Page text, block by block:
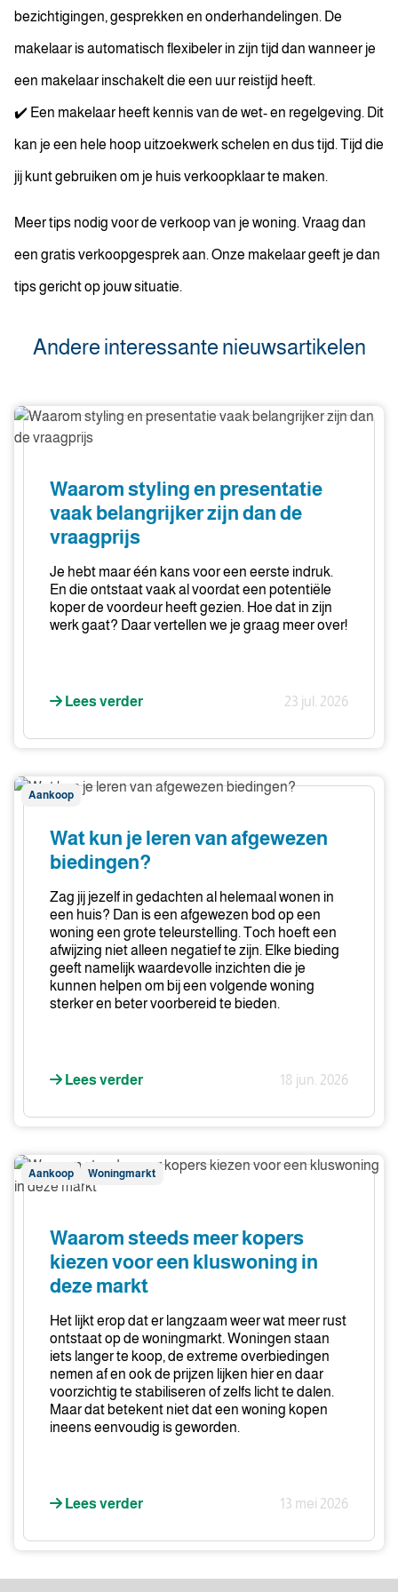
bezichtigingen, gesprekken en onderhandelingen. De
makelaar is automatisch flexibeler in zijn tijd dan wanneer je
een makelaar inschakelt die een uur reistijd heeft.
✔️ Een makelaar heeft kennis van de wet- en regelgeving. Dit
kan je een hele hoop uitzoekwerk schelen en dus tijd. Tijd die
jij kunt gebruiken om je huis verkoopklaar te maken.
Meer tips nodig voor de verkoop van je woning. Vraag dan
een gratis verkoopgesprek aan. Onze makelaar geeft je dan
tips gericht op jouw situatie.
Andere interessante nieuwsartikelen
Waarom
styling
presentatie
belangrijker
vraagprijs
Waarom styling en presentatie
vaak belangrijker zijn dan de
vraagprijs
Je hebt maar één kans voor een eerste indruk.
En die ontstaat vaak al voordat een potentiële
koper de voordeur heeft gezien. Hoe dat in zijn
werk gaat? Daar vertellen we je graag meer over!
Lees verder 23 jul. 2026
Wat
kun
afgewezen
biedingen?
Aankoop
Wat kun je leren van afgewezen
biedingen?
Zag jij jezelf in gedachten al helemaal wonen in
een huis? Dan is een afgewezen bod op een
woning een grote teleurstelling. Toch hoeft een
afwijzing niet alleen negatief te zijn. Elke bieding
geeft namelijk waardevolle inzichten die je
kunnen helpen om bij een volgende woning
sterker en beter voorbereid te bieden.
Lees verder 18 jun. 2026
Waarom
steeds
kopers
kiezen
kluswoning
Aankoop Woningmarkt
Waarom steeds meer kopers
kiezen voor een kluswoning in
deze markt
Het lijkt erop dat er langzaam weer wat meer rust
ontstaat op de woningmarkt. Woningen staan
iets langer te koop, de extreme overbiedingen
nemen af en ook de prijzen lijken hier en daar
voorzichtig te stabiliseren of zelfs licht te dalen.
Maar dat betekent niet dat een woning kopen
ineens eenvoudig is geworden.
Lees verder 13 mei 2026